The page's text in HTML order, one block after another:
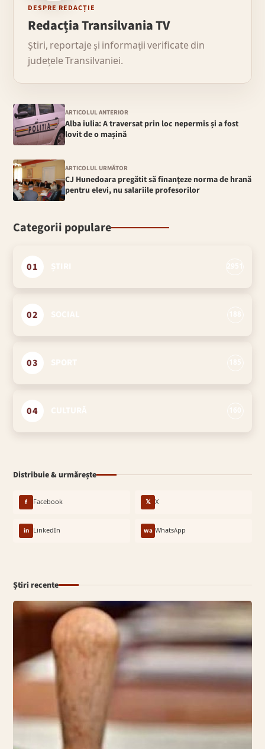
DESPRE REDACȚIE
Redacția Transilvania TV
Știri, reportaje și informații verificate din
județele Transilvaniei.
ARTICOLUL ANTERIOR
Alba iulia: A traversat prin loc nepermis și a fost
lovit de o mașină
ARTICOLUL URMĂTOR
CJ Hunedoara pregătit să finanţeze norma de hrană
pentru elevi, nu salariile profesorilor
Categorii populare
01
02
03
04
Distribuie & urmărește
f Facebook 𝕏 X
in LinkedIn wa WhatsApp
Știri recente